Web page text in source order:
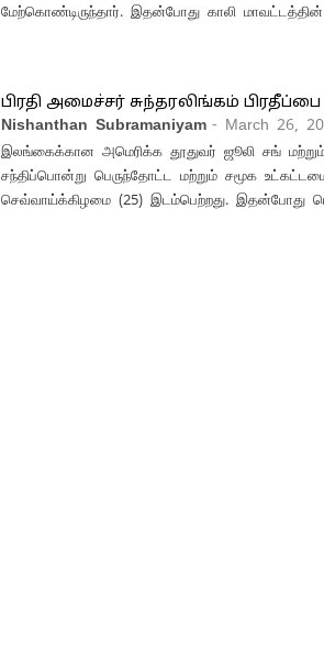
மேற்கொண்டிருந்தார். இதன்போது காலி மாவட்டத்தின்
பிரதி அமைச்சர் சுந்தரலிங்கம்
Nishanthan Subramaniyam - March 26,
இலங்கைக்கான அமெரிக்க தூதுவர் ஜூலி சங் மற்றும்
சந்திப்பொன்று பெருந்தோட்ட மற்றும் சமூக
செவ்வாய்க்கிழமை (25) இடம்பெற்றது. இதன்போது